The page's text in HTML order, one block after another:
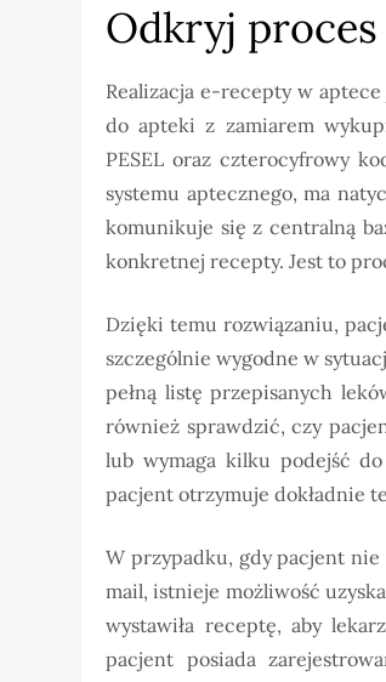
Odkryj
Realizacja e-recepty w
do apteki z zamiarem
PESEL oraz czterocyfrowy
systemu aptecznego, ma
komunikuje się z centralną
konkretnej recepty. Jest to
Dzięki temu rozwiązaniu,
szczególnie wygodne w
pełną listę przepisanych
również sprawdzić, czy
lub wymaga kilku podejść
pacjent otrzymuje dokładnie
W przypadku, gdy pacjent
mail, istnieje możliwość
wystawiła receptę, aby
pacjent posiada